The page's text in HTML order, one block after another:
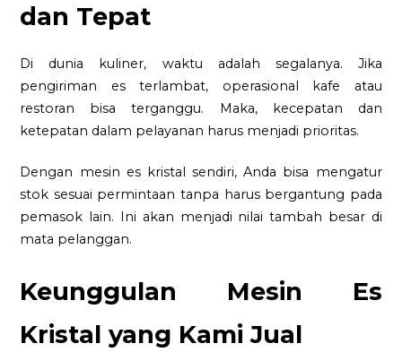
dan Tepat
Di dunia kuliner, waktu adalah segalanya. Jika
pengiriman es terlambat, operasional kafe atau
restoran bisa terganggu. Maka, kecepatan dan
ketepatan dalam pelayanan harus menjadi prioritas.
Dengan mesin es kristal sendiri, Anda bisa mengatur
stok sesuai permintaan tanpa harus bergantung pada
pemasok lain. Ini akan menjadi nilai tambah besar di
mata pelanggan.
Keunggulan Mesin Es
Kristal yang Kami Jual